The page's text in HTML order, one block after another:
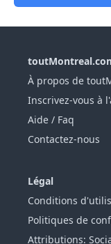
À propos de
Inscrivez-vous à
Aide / Faq
Contactez-nous
Légal
Conditions
Politiques de
Attributions: